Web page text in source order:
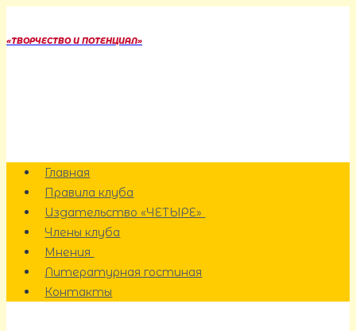
к
«ТВОРЧЕСТВО И ПОТЕНЦИАЛ»
Главная
Правила клуба
Издательство «ЧЕТЫРЕ»
Члены клуба
Мнения
Литературная гостиная
Контакты